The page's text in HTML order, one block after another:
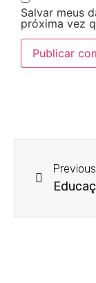
Salvar meus
próxima vez
Previous